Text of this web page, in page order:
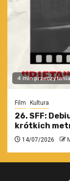
4 min przeczytania
Film Kultura
26. SFF:
krótkich
14/07/2026